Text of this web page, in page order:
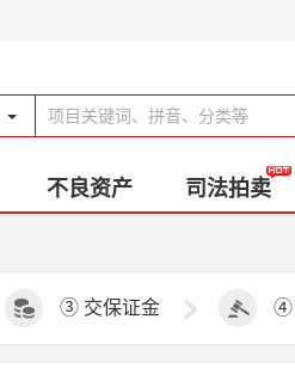
不良资产 司法拍卖
③ 交保证金 ④